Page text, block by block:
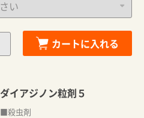
カートに入れる
ダイアジノン粒剤５
■殺虫剤